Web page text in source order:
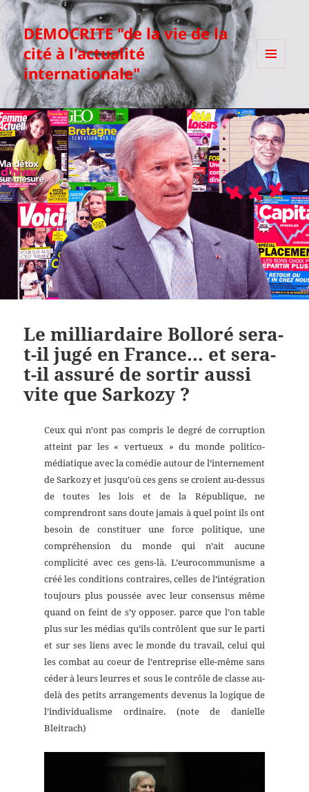
DEMOCRITE "de la vie de la
cité à l'actualité
internationale"
Le milliardaire Bolloré sera-
t-il jugé en France… et sera-
t-il assuré de sortir aussi
vite que Sarkozy ?
Ceux qui n’ont pas compris le degré de corruption
atteint par les « vertueux » du monde politico-
médiatique avec la comédie autour de l’internement
de Sarkozy et jusqu’où ces gens se croient au-dessus
de toutes les lois et de la République, ne
comprendront sans doute jamais à quel point ils ont
besoin de constituer une force politique, une
compréhension du monde qui n’ait aucune
complicité avec ces gens-là. L’eurocommunisme a
créé les conditions contraires, celles de l’intégration
toujours plus poussée avec leur consensus même
quand on feint de s’y opposer. parce que l’on table
plus sur les médias qu’ils contrôlent que sur le parti
et sur ses liens avec le monde du travail, celui qui
les combat au coeur de l’entreprise elle-même sans
céder à leurs leurres et sous le contrôle de classe au-
delà des petits arrangements devenus la logique de
l’individualisme ordinaire. (note de danielle
Bleitrach)